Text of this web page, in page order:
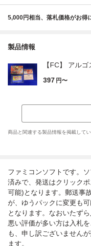
5,000円相当、落札価格がお得
製品情報
【FC】 アル
397 円〜
商品と関連する製品情報を掲載して
ファミコンソフトです。
済みで、発送はクリック
可能)となります。郵送事
が、ゆうパックに変更も
となります。なおいたず
悪い評価が多い方は入札
も、申し訳ございません
ます。